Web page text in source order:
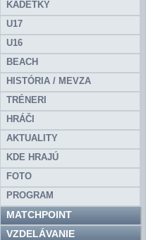
KADETKY
U17
U16
BEACH
HISTÓRIA / MEVZA
TRÉNERI
HRÁČI
AKTUALITY
KDE HRAJÚ
FOTO
PROGRAM
MATCHPOINT
VZDELÁVANIE